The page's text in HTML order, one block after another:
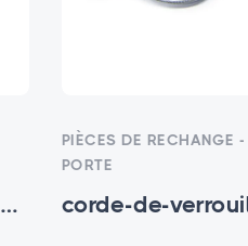
Seuil en aluminium à double canal
PIÈCES DE RECHANGE -
PORTE